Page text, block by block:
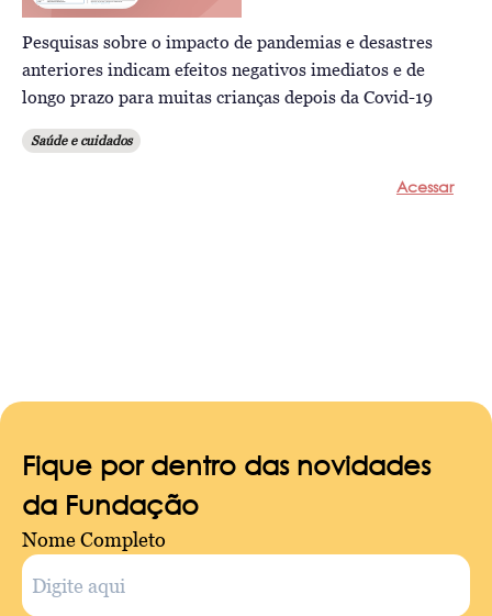
Pesquisas sobre o impacto de pandemias e desastres
anteriores indicam efeitos negativos imediatos e de
longo prazo para muitas crianças depois da Covid-19
Saúde e cuidados
Acessar
Fique por dentro das novidades
da Fundação
Nome Completo